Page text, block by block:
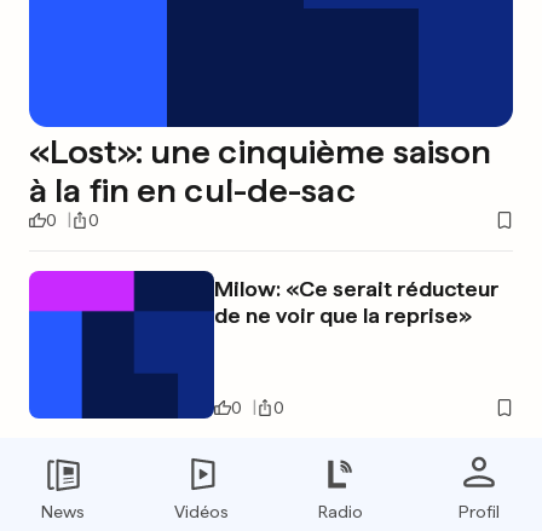
«Lost»: une cinquième saison
à la fin en cul-de-sac
0 0
Milow: «Ce serait réducteur
de ne voir que la reprise»
0 0
«Le 20 juillet 1969, il marchait
sur la Lune»
News Vidéos Radio Profil